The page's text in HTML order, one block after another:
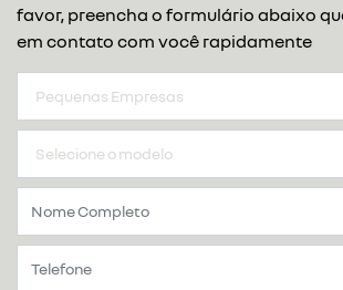
favor, preencha o formulário abaixo
em contato com você rapidamente